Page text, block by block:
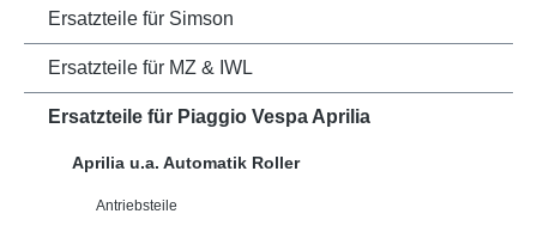
Ersatzteile für Simson
Ersatzteile für MZ & IWL
Ersatzteile für Piaggio Vespa Aprilia
Aprilia u.a. Automatik Roller
Antriebsteile